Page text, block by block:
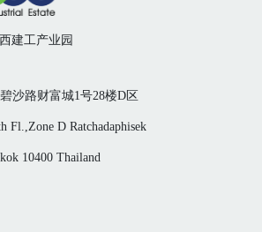
建工产业园
沙路财富城1号28楼D区
Fl.,Zone D Ratchadaphisek
10400 Thailand